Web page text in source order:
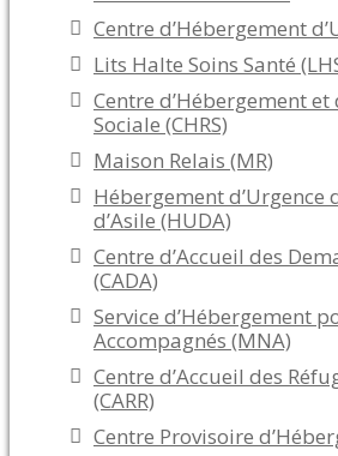
Centre d’Hébergement
Lits Halte Soins Santé
Centre d’Hébergement
Sociale (CHRS)
Maison Relais (MR)
Hébergement d’Urgence
d’Asile (HUDA)
Centre d’Accueil des
(CADA)
Service d’Hébergement
Accompagnés (MNA)
Centre d’Accueil des
(CARR)
Centre Provisoire